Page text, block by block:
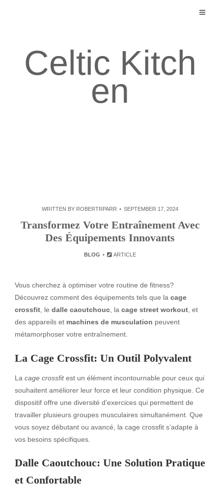
Celtic Kitch
en
WRITTEN BY ROBERTRPARR SEPTEMBER 17, 2024
Transformez Votre Entraînement Avec
Des Équipements Innovants
BLOG ARTICLE
Vous cherchez à optimiser votre routine de fitness?
Découvrez comment des équipements tels que la cage
crossfit , le dalle caoutchouc , la cage street workout , et
des appareils et machines de musculation peuvent
métamorphoser votre entraînement.
La Cage Crossfit: Un Outil Polyvalent
La cage crossfitest un élément incontournable pour ceux qui
souhaitent améliorer leur force et leur condition physique. Ce
dispositif offre une diversité d’exercices qui permettent de
travailler plusieurs groupes musculaires simultanément. Que
vous soyez débutant ou avancé, la cage crossfit s’adapte à
vos besoins spécifiques.
Dalle Caoutchouc: Une Solution Pratique
et Confortable